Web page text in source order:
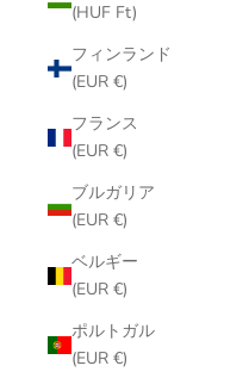
(HUF Ft)
フィンランド
(EUR €)
フランス
(EUR €)
ブルガリア
(EUR €)
ベルギー
(EUR €)
ポルトガル
(EUR €)